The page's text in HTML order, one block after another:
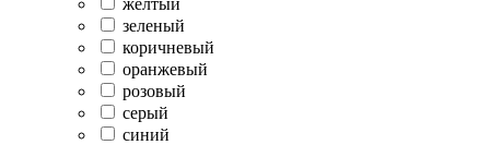
зеленый
коричневый
оранжевый
розовый
серый
синий